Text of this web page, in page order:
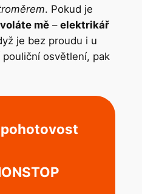
. Pokud je
voláte mě– elektrikář
je bez proudu i u
osvětlení, pak